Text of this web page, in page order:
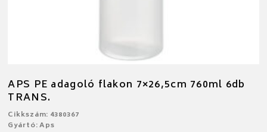
APS PE adagoló flakon 7×26,5cm 760ml 6db
TRANS.
Cikkszám: 4380367
Gyártó: Aps